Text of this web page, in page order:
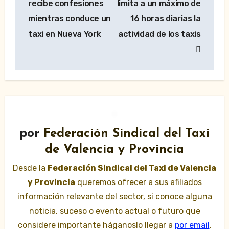
entradas
recibe confesiones
mientras conduce un
taxi en Nueva York
limita a un máximo de
16 horas diarias la
actividad de los taxis
por Federación Sindical del Taxi
de Valencia y Provincia
Desde la Federación Sindical del Taxi de Valencia
y Provincia queremos ofrecer a sus afiliados
información relevante del sector, si conoce alguna
noticia, suceso o evento actual o futuro que
considere importante háganoslo llegar a por email .